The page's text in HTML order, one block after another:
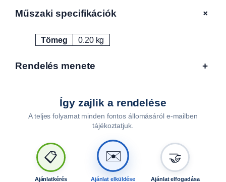
e
0
Műszaki specifikációk +
Attribútumok Érték
Tömeg 0.20 kg
Rendelés menete +
Így zajlik a rendelése
A teljes folyamat minden fontos állomásáról e-mailben
tájékoztatjuk.
📋
Ajánlatkérés
✉️
Ajánlat elküldése
🤝
Ajánlat elfogadása